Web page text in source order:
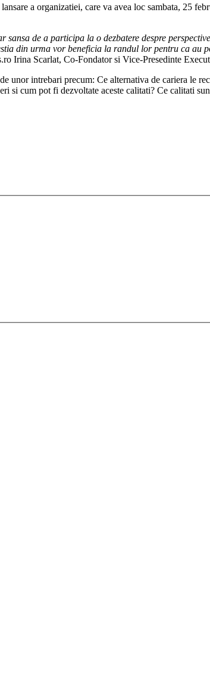
a organizatiei, care va avea loc sambata, 25
de a participa la o dezbatere despre
din urma vor beneficia la randul lor pentru ca au
Irina Scarlat, Co-Fondator si Vice-Presedinte
intrebari precum: Ce alternativa de cariera le
cum pot fi dezvoltate aceste calitati? Ce calitati